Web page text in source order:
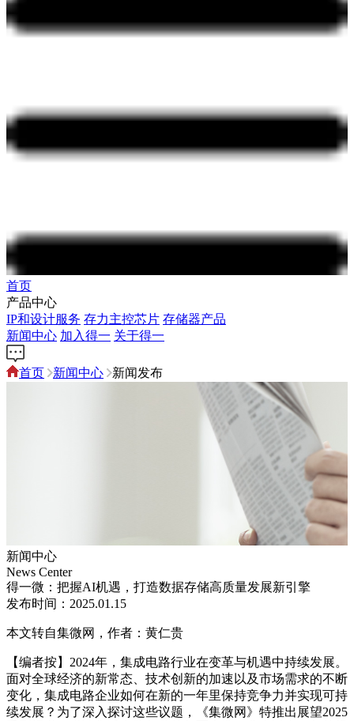
首页
产品中心
IP和设计服务 存力主控芯片 存储器产品
新闻中心 加入得一 关于得一
首页 新闻中心 新闻发布
新闻中心
News Center
得一微：把握AI机遇，打造数据存储高质量发展新引擎
发布时间：2025.01.15
本文转自集微网，作者：黄仁贵
【编者按】2024年，集成电路行业在变革与机遇中持续发展。
面对全球经济的新常态、技术创新的加速以及市场需求的不断
变化，集成电路企业如何在新的一年里保持竞争力并实现可持
续发展？为了深入探讨这些议题，《集微网》特推出展望2025